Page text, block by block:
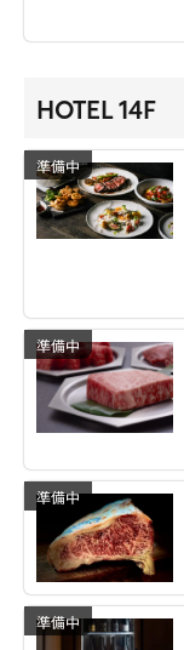
HOTEL 14F